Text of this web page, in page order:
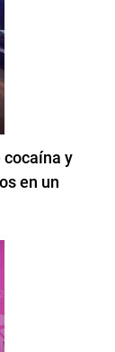
cocaína y
en un